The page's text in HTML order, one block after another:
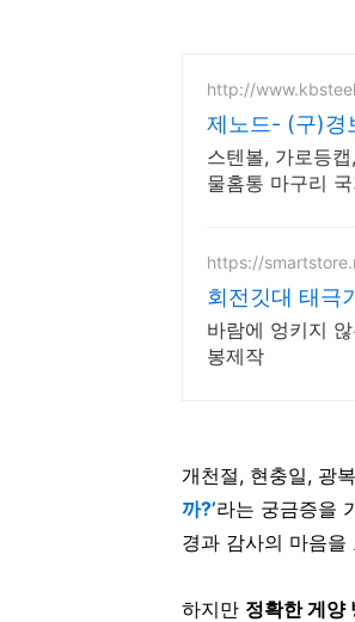
http://
제노드- (구)경
스텐볼, 가로등
물홈통 마구리
https://
회전깃대 태극
바람에 엉키지 않는 반사광 회전깃대 태극기,
봉제작
개천절, 현충일, 광
까?’라는 궁금증을
경과 감사의 마음을
하지만 정확한 게양